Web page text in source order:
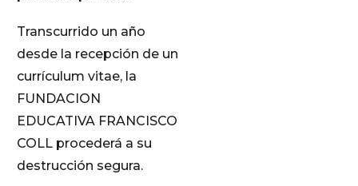
Transcurrido un año
desde la recepción de un
currículum vitae, la
FUNDACION
EDUCATIVA FRANCISCO
COLL procederá a su
destrucción segura.